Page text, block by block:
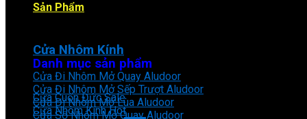
Cửa Nhôm Kính
Cửa Đi Nhôm Mở Quay Aludoor
Cửa Đi Nhôm Mở Sếp Trượt Aludoor
Cửa Đi Nhôm Mở Lùa Aludoor
Cửa Sổ Nhôm Mở Quay Aludoor
Sản Phẩm
Danh mục sản phẩm
Cửa Cuốn Đức
Cửa Nhôm Kính